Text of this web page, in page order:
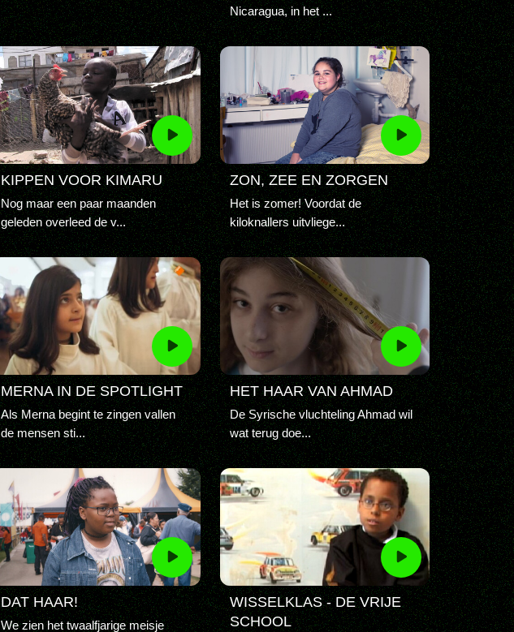
Nicaragua, in het ...
KIPPEN VOOR KIMARU
Nog maar een paar maanden
geleden overleed de v...
ZON, ZEE EN ZORGEN
Het is zomer! Voordat de
kiloknallers uitvliege...
MERNA IN DE SPOTLIGHT
Als Merna begint te zingen vallen
de mensen sti...
HET HAAR VAN AHMAD
De Syrische vluchteling Ahmad wil
wat terug doe...
DAT HAAR!
We zien het twaalfjarige meisje
WISSELKLAS - DE VRIJE
SCHOOL